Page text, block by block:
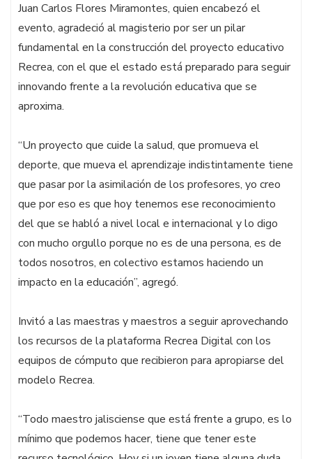
Juan Carlos Flores Miramontes, quien encabezó el
evento, agradeció al magisterio por ser un pilar
fundamental en la construcción del proyecto educativo
Recrea, con el que el estado está preparado para seguir
innovando frente a la revolución educativa que se
aproxima.
“Un proyecto que cuide la salud, que promueva el
deporte, que mueva el aprendizaje indistintamente tiene
que pasar por la asimilación de los profesores, yo creo
que por eso es que hoy tenemos ese reconocimiento
del que se habló a nivel local e internacional y lo digo
con mucho orgullo porque no es de una persona, es de
todos nosotros, en colectivo estamos haciendo un
impacto en la educación”, agregó.
Invitó a las maestras y maestros a seguir aprovechando
los recursos de la plataforma Recrea Digital con los
equipos de cómputo que recibieron para apropiarse del
modelo Recrea.
“Todo maestro jalisciense que está frente a grupo, es lo
mínimo que podemos hacer, tiene que tener este